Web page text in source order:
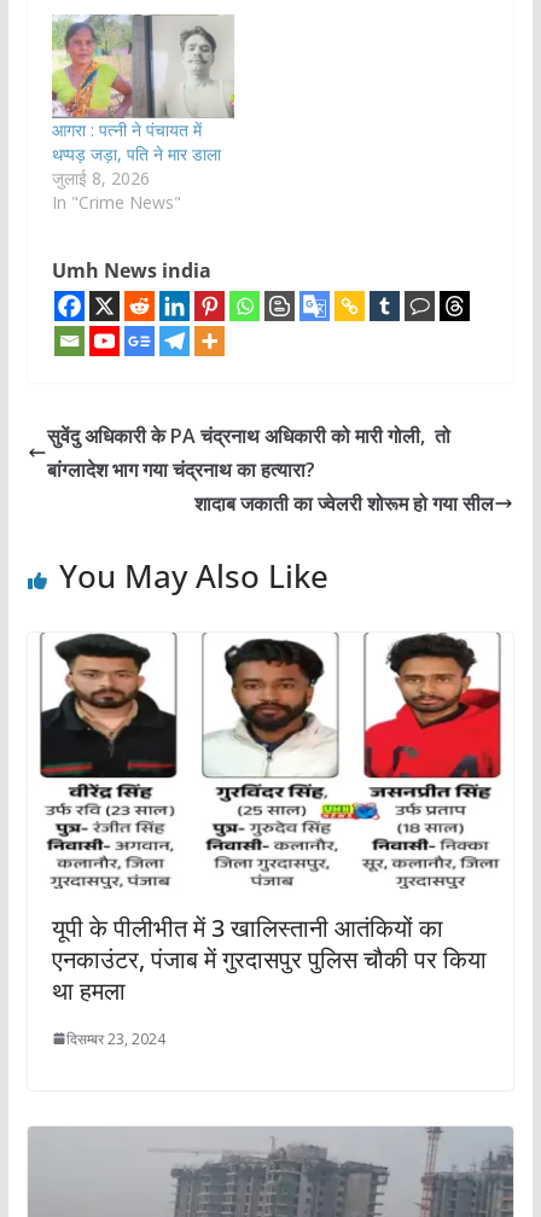
आगरा : पत्नी ने पंचायत में
थप्पड़ जड़ा, पति ने मार डाला
जुलाई 8, 2026
In "Crime News"
Umh News india
सुवेंदु अधिकारी के PA चंद्रनाथ अधिकारी को मारी गोली, तो
बांग्‍लादेश भाग गया चंद्रनाथ का हत्‍यारा?
शादाब जकाती का ज्वेलरी शोरूम हो गया सील
You May Also Like
यूपी के पीलीभीत में 3 खालिस्तानी आतंकियों का
एनकाउंटर, पंजाब में गुरदासपुर पुलिस चौकी पर किया
था हमला
दिसम्बर 23, 2024